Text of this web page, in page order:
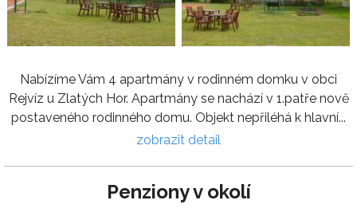
Nabízíme Vám 4 apartmány v rodinném domku v obci
Rejvíz u Zlatých Hor. Apartmány se nachází v 1.patře nově
postaveného rodinného domu. Objekt nepřiléhá k hlavní...
zobrazit detail
Penziony v okolí